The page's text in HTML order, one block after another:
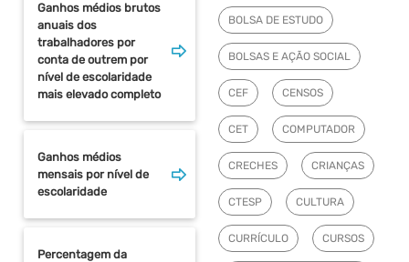
Ganhos médios brutos
anuais dos
trabalhadores por
conta de outrem por
nível de escolaridade
mais elevado completo
Ganhos médios
mensais por nível de
escolaridade
Percentagem da
BOLSA DE ESTUDO
BOLSAS E AÇÃO SOCIAL
CEF CENSOS
CET COMPUTADOR
CRECHES CRIANÇAS
CTESP CULTURA
CURRÍCULO CURSOS